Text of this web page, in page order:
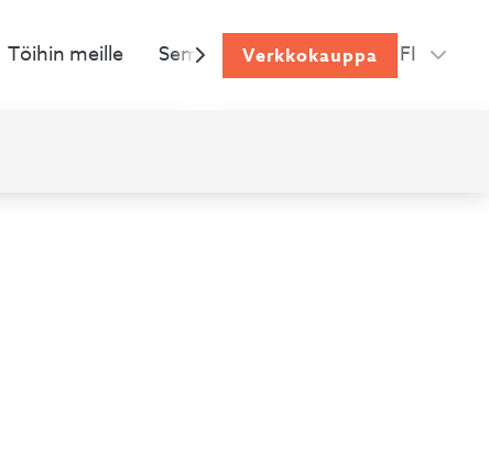
Töihin meille Semman ruokailun ABC Palaute
Verkkokauppa FI